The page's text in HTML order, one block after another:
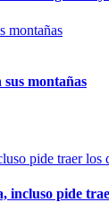
montañas
incluso pide